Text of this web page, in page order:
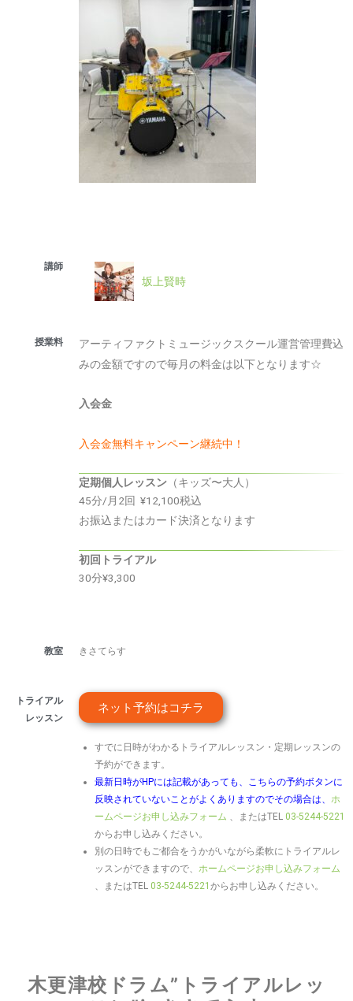
講師
坂上賢時
授業料
アーティファクトミュージックスクール運営管理費込
みの金額ですので毎月の料金は以下となります☆
入会金
入会金無料キャンペーン継続中！
定期個人レッスン （キッズ〜大人）
45分/月2回 ¥12,100税込
お振込またはカード決済となります
初回トライアル
30分¥3,300
教室 きさてらす
トライアル
レッスン
ネット予約はコチラ
すでに日時がわかるトライアルレッスン・定期レッスンの
予約ができます。
最新日時がHPには記載があっても、こちらの予約ボタンに
反映されていないことがよくありますのでその場合は、 ホ
ームページお申し込みフォーム 、またはTEL03-5244-5221
からお申し込みください。
別の日時でもご都合をうかがいながら柔軟にトライアルレ
ッスンができますので、 ホームページお申し込みフォーム
、またはTEL03-5244-5221 からお申し込みください。
木更津校ドラム”トライアルレッ